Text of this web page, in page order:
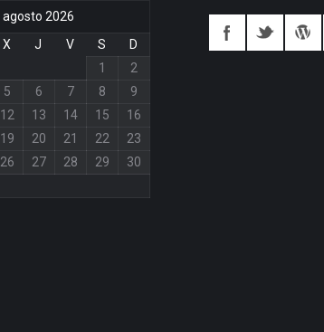
agosto 2026
X J V S
D
1
2
5 6 7 8
9
12 13 14 15
16
19 20 21 22
23
26 27 28 29
30